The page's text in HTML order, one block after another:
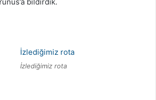
İzlediğimiz rota